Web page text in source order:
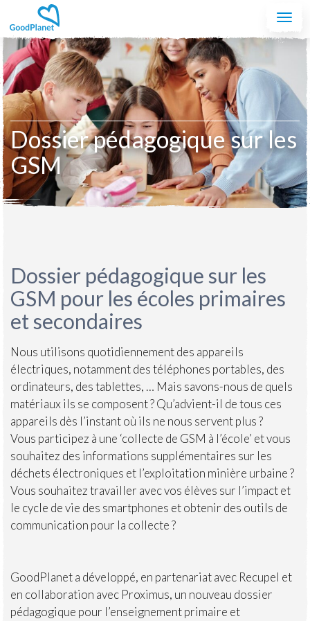
Aller au contenu principal
Dossier pédagogique sur les
GSM
Dossier pédagogique sur les
GSM pour les écoles primaires
et secondaires
Nous utilisons quotidiennement des appareils
électriques, notamment des téléphones portables, des
ordinateurs, des tablettes, … Mais savons-nous de quels
matériaux ils se composent ? Qu’advient-il de tous ces
appareils dès l’instant où ils ne nous servent plus ?
Vous participez à une ‘collecte de GSM à l’école’ et vous
souhaitez des informations supplémentaires sur les
déchets électroniques et l’exploitation minière urbaine ?
Vous souhaitez travailler avec vos élèves sur l’impact et
le cycle de vie des smartphones et obtenir des outils de
communication pour la collecte ?
GoodPlanet a développé, en partenariat avec Recupel et
en collaboration avec Proximus, un nouveau dossier
pédagogique pour l’enseignement primaire et